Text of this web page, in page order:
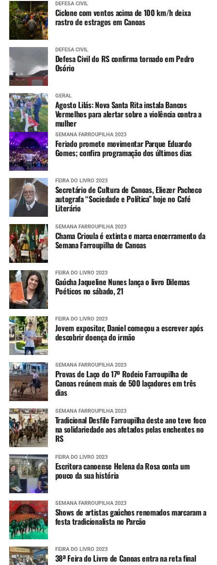
DEFESA CIVIL
Ciclone com ventos acima de 100 km/h deixa
rastro de estragos em Canoas
DEFESA CIVIL
Defesa Civil do RS confirma tornado em Pedro
Osório
GERAL
Agosto Lilás: Nova Santa Rita instala Bancos
Vermelhos para alertar sobre a violência contra a
mulher
SEMANA FARROUPILHA 2023
Feriado promete movimentar Parque Eduardo
Gomes; confira programação dos últimos dias
FEIRA DO LIVRO 2023
Secretário de Cultura de Canoas, Eliezer Pacheco
autografa “Sociedade e Política” hoje no Café
Literário
SEMANA FARROUPILHA 2023
Chama Crioula é extinta e marca encerramento da
Semana Farroupilha de Canoas
FEIRA DO LIVRO 2023
Gaúcha Jaqueline Nunes lança o livro Dilemas
Poéticos no sábado, 21
FEIRA DO LIVRO 2023
Jovem expositor, Daniel começou a escrever após
descobrir doença do irmão
SEMANA FARROUPILHA 2023
Provas de Laço do 17º Rodeio Farroupilha de
Canoas reúnem mais de 500 laçadores em três
dias
SEMANA FARROUPILHA 2023
Tradicional Desfile Farroupilha deste ano teve foco
na solidariedade aos afetados pelas enchentes no
RS
FEIRA DO LIVRO 2023
Escritora canoense Helena da Rosa conta um
pouco da sua história
SEMANA FARROUPILHA 2023
Shows de artistas gaúchos renomados marcaram a
festa tradicionalista no Parcão
FEIRA DO LIVRO 2023
38ª Feira do Livro de Canoas entra na reta final